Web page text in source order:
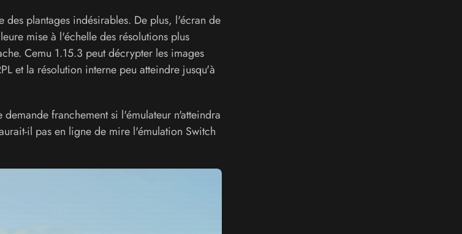
plantages indésirables. De plus, l'écran de
mise à l'échelle des résolutions plus
Cemu 1.15.3 peut décrypter les images
et la résolution interne peu atteindre jusqu'à
franchement si l'émulateur n'atteindra
il pas en ligne de mire l'émulation Switch